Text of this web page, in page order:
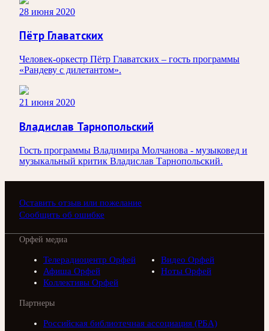
28 июня 2020
Пётр Главатских
Человек-оркестр Пётр Главатских – гость программы
«Рандеву с дилетантом».
21 июня 2020
Владислав Тарнопольский
Гость программы Владимира Молчанова - музыковед и
музыкальный критик Владислав Тарнопольский.
Оставить отзыв или пожелание
Сообщить об ошибке
Орфей медиа
Телерадиоцентр Орфей
Видео Орфей
Афиша Орфей
Ноты Орфей
Коллективы Орфей
Партнеры
Российская библиотечная ассоциация (РБА)